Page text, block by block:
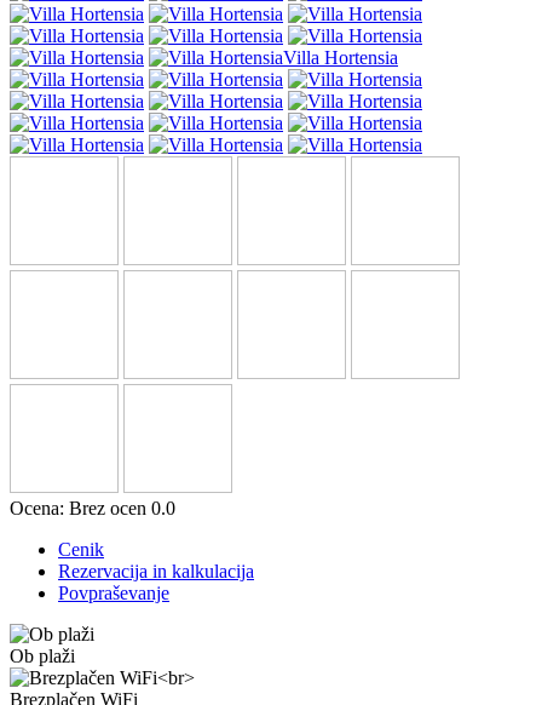
Ocena: Brez ocen 0.0
Cenik
Rezervacija in kalkulacija
Povpraševanje
Ob plaži
Brezplačen WiFi